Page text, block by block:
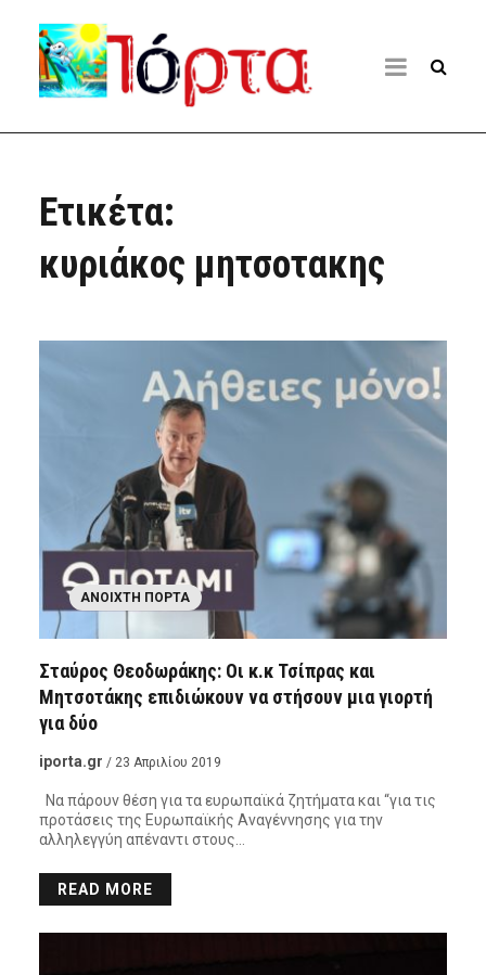
Ετικέτα:
κυριάκος μητσοτακης
ΑΝΟΙΧΤΉ ΠΌΡΤΑ
Σταύρος Θεοδωράκης: Οι κ.κ Τσίπρας και
Μητσοτάκης επιδιώκουν να στήσουν μια γιορτή
για δύο
iporta.gr / 23 Απριλίου 2019
Να πάρουν θέση για τα ευρωπαϊκά ζητήματα και “για τις
προτάσεις της Ευρωπαϊκής Αναγέννησης για την
αλληλεγγύη απέναντι στους…
READ MORE